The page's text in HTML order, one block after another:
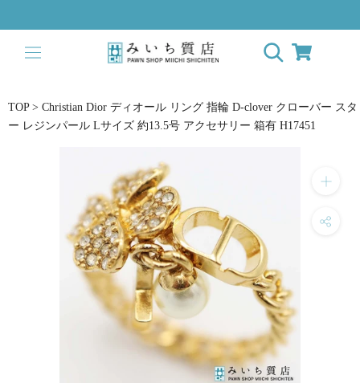
キ
て
TOP > Christian Dior ディオール リング 指輪 D-clover クローバー スタ
ー レジンパール Lサイズ 約13.5号 アクセサリー 箱有 H17451